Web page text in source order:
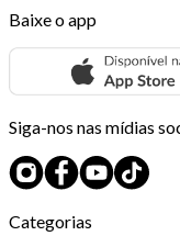
Baixe o app
Siga-nos nas mídias
Categorias